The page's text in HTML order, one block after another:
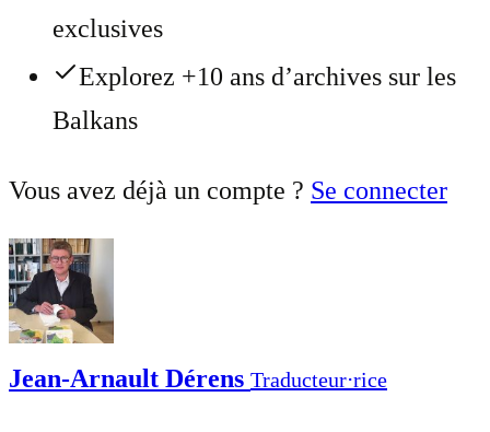
exclusives
Explorez +10 ans d’archives sur les
Balkans
Vous avez déjà un compte ? Se connecter
Jean-Arnault Dérens Traducteur⋅rice